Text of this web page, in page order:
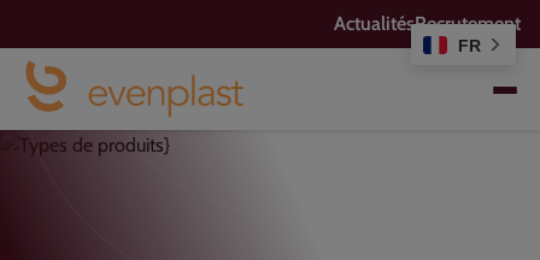
FR
ActualitésRecrutement